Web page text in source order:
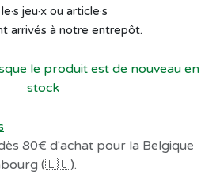
jeu·x ou article·s
arrivés à notre entrepôt.
le produit est de nouveau en
stock
80€ d'achat pour la Belgique
(🇱🇺).